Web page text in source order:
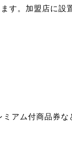
す。加盟店に
アム付商品券